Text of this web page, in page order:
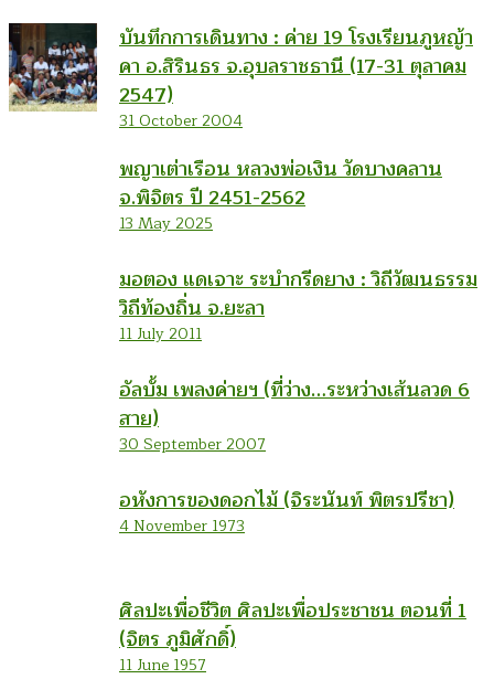
บันทึกการเดินทาง : ค่าย 19 โรงเรียนภูหญ้า
คา อ.สิรินธร จ.อุบลราชธานี (17-31 ตุลาคม
2547)
31 October 2004
พญาเต่าเรือน หลวงพ่อเงิน วัดบางคลาน
จ.พิจิตร ปี 2451-2562
13 May 2025
มอตอง แดเจาะ ระบำกรีดยาง : วิถีวัฒนธรรม
วิถีท้องถิ่น จ.ยะลา
11 July 2011
อัลบั้ม เพลงค่ายฯ (ที่ว่าง…ระหว่างเส้นลวด 6
สาย)
30 September 2007
อหังการของดอกไม้ (จิระนันท์ พิตรปรีชา)
4 November 1973
ศิลปะเพื่อชีวิต ศิลปะเพื่อประชาชน ตอนที่ 1
(จิตร ภูมิศักดิ์)
11 June 1957